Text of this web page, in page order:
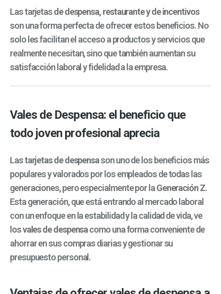
Las tarjetasde despensa, restaurante y de incentivos
son una forma perfecta de ofrecer estos beneficios. No
solo les facilitan el acceso a productos y servicios que
realmente necesitan, sino que también aumentan su
satisfacción laboral y fidelidad a la empresa.
Vales de Despensa: el beneficio que
todo joven profesional aprecia
Lastarjetas de despensason uno de los beneficios más
populares y valorados por los empleados de todas las
generaciones, pero especialmente por laGeneración Z.
Esta generación, que está entrando al mercado laboral
con un enfoque en la estabilidad y la calidad de vida, ve
losvales de despensacomo una forma conveniente de
ahorrar en sus compras diarias y gestionar su
presupuesto personal.